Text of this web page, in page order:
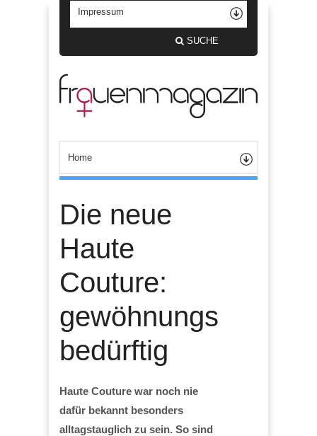
SUCHE
Die neue
Haute
Couture:
gewöhnungs
bedürftig
Haute Couture war noch nie
dafür bekannt besonders
alltagstauglich zu sein. So sind